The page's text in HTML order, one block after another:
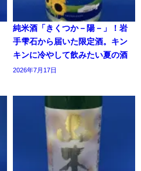
純米酒「きくつか－陽－」！岩
手雫石から届いた限定酒。キン
キンに冷やして飲みたい夏の酒
2026年7月17日